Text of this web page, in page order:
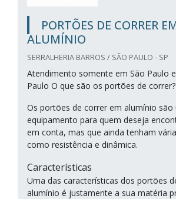
PORTÕES DE CORRER
ALUMÍNIO
SERRALHERIA BARROS / SÃO PAULO - SP
Atendimento somente em São Paulo
Paulo O que são os portões de correr?
Os portões de correr em alumínio são
equipamento para quem deseja
em conta, mas que ainda tenham
como resistência e dinâmica.
Características
Uma das características dos portões
alumínio é justamente a sua matéria